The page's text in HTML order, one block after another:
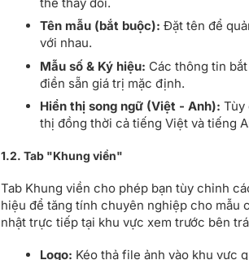
Tên mẫu (bắt buộc): Đặt tên để
với nhau.
Mẫu số & Ký hiệu: Các thông tin
điền sẵn giá trị mặc định.
Hiển thị song ngữ (Việt - Anh): Tùy
thị đồng thời cả tiếng Việt và tiếng
1.2. Tab "Khung viền"
Tab Khung viền cho phép bạn tùy chỉnh
hiệu để tăng tính chuyên nghiệp cho mẫu
nhật trực tiếp tại khu vực xem trước bên
Logo: Kéo thả file ảnh vào khu vực